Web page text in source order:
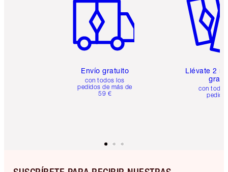
Envío gratuito
con todos los
pedidos de más de
59 €
Llévate 2
gratis
con